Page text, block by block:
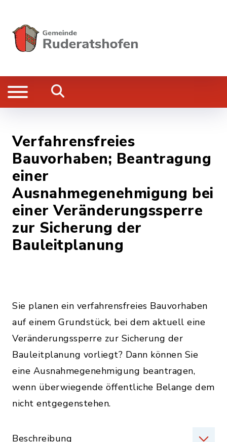
Verfahrensfreies
Bauvorhaben; Beantragung
einer
Ausnahmegenehmigung bei
einer Veränderungssperre
zur Sicherung der
Bauleitplanung
Sie planen ein verfahrensfreies Bauvorhaben
auf einem Grundstück, bei dem aktuell eine
Veränderungssperre zur Sicherung der
Bauleitplanung vorliegt? Dann können Sie
eine Ausnahmegenehmigung beantragen,
wenn überwiegende öffentliche Belange dem
nicht entgegenstehen.
Beschreibung